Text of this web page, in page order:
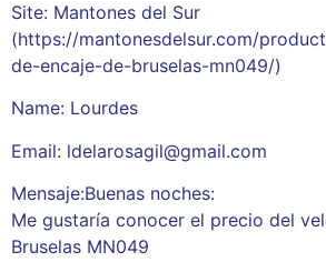
Site: Mantones del Sur
(https://mantonesdelsur.com/
de-encaje-de-bruselas-mn049/)
Name: Lourdes
Email: ldelarosagil@gmail.com
Mensaje:Buenas noches:
Me gustaría conocer el precio del
Bruselas MN049